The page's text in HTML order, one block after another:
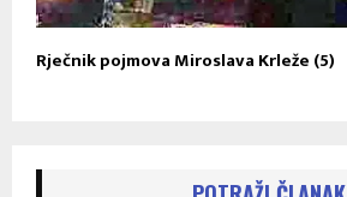
Rječnik pojmova Miroslava Krleže (5)